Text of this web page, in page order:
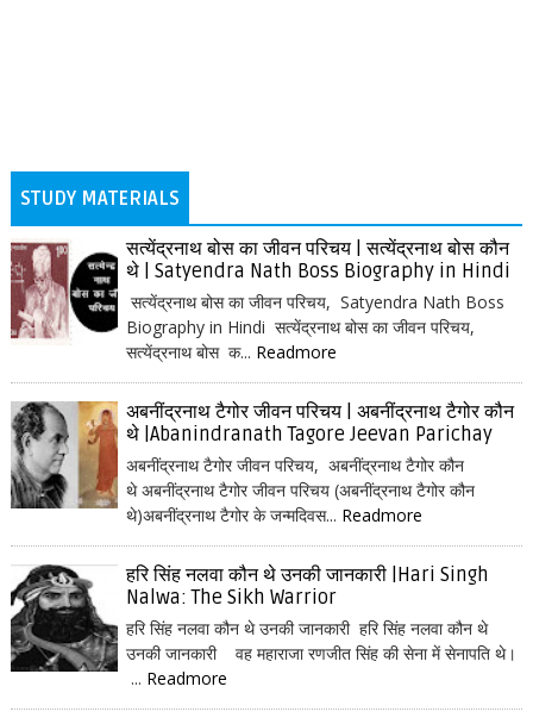
STUDY MATERIALS
सत्येंद्रनाथ बोस का जीवन परिचय | सत्येंद्रनाथ बोस कौन
थे | Satyendra Nath Boss Biography in Hindi
सत्येंद्रनाथ बोस का जीवन परिचय, Satyendra Nath Boss
Biography in Hindi सत्येंद्रनाथ बोस का जीवन परिचय,
सत्येंद्रनाथ बोस क... Readmore
अबनींद्रनाथ टैगोर जीवन परिचय | अबनींद्रनाथ टैगोर कौन
थे |Abanindranath Tagore Jeevan Parichay
अबनींद्रनाथ टैगोर जीवन परिचय, अबनींद्रनाथ टैगोर कौन
थे अबनींद्रनाथ टैगोर जीवन परिचय (अबनींद्रनाथ टैगोर कौन
थे)अबनींद्रनाथ टैगोर के जन्मदिवस... Readmore
हरि सिंह नलवा कौन थे उनकी जानकारी |Hari Singh
Nalwa: The Sikh Warrior
हरि सिंह नलवा कौन थे उनकी जानकारी हरि सिंह नलवा कौन थे
उनकी जानकारी वह महाराजा रणजीत सिंह की सेना में सेनापति थे।
... Readmore